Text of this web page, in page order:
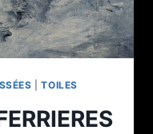
|TOILES